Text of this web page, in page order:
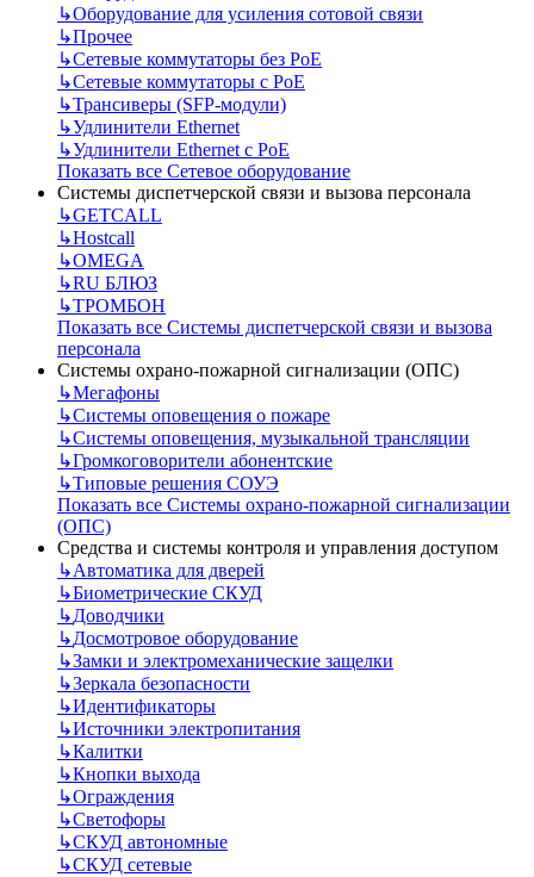
↳Оборудование для усиления сотовой связи
↳Прочее
↳Сетевые коммутаторы без РоЕ
↳Сетевые коммутаторы с РоЕ
↳Трансиверы (SFP-модули)
↳Удлинители Ethernet
↳Удлинители Ethernet с PoE
Показать все Сетевое оборудование
Системы диспетчерской связи и вызова персонала
↳GETCALL
↳Hostcall
↳OMEGA
↳RU БЛЮЗ
↳ТРОМБОН
Показать все Системы диспетчерской связи и вызова
персонала
Системы охрано-пожарной сигнализации (ОПС)
↳Мегафоны
↳Системы оповещения о пожаре
↳Системы оповещения, музыкальной трансляции
↳Громкоговорители абонентские
↳Типовые решения СОУЭ
Показать все Системы охрано-пожарной сигнализации
(ОПС)
Средства и системы контроля и управления доступом
↳Автоматика для дверей
↳Биометрические СКУД
↳Доводчики
↳Досмотровое оборудование
↳Замки и электромеханические защелки
↳Зеркала безопасности
↳Идентификаторы
↳Источники электропитания
↳Калитки
↳Кнопки выхода
↳Ограждения
↳Светофоры
↳СКУД автономные
↳СКУД сетевые